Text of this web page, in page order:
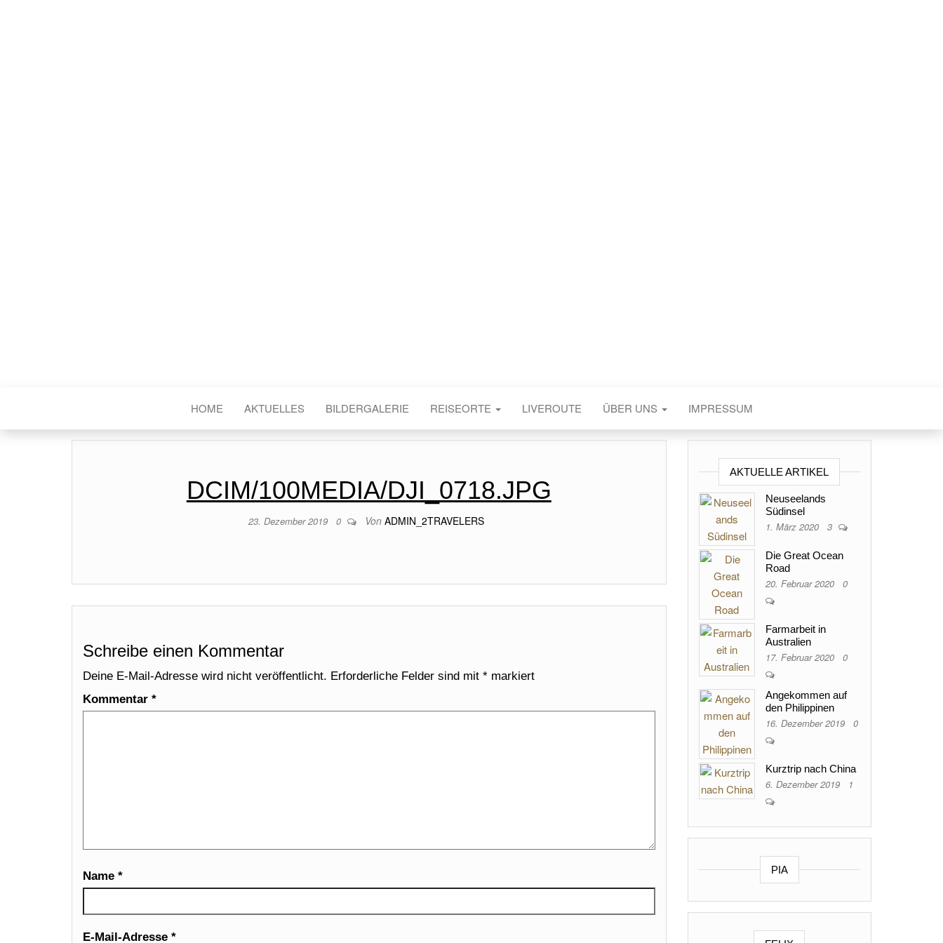
HOME AKTUELLES BILDERGALERIE REISEORTE LIVEROUTE ÜBER UNS IMPRESSUM
DCIM/100MEDIA/DJI_0718.JPG
23. Dezember 2019 0 Von ADMIN_2TRAVELERS
Schreibe einen Kommentar
Deine E-Mail-Adresse wird nicht veröffentlicht. Erforderliche Felder sind mit * markiert
Kommentar *
Name *
E-Mail-Adresse *
AKTUELLE ARTIKEL
Neuseelands
Südinsel
1. März 2020 3
Die Great Ocean
Road
20. Februar 2020 0
Farmarbeit in
Australien
17. Februar 2020 0
Angekommen auf
den Philippinen
16. Dezember 2019 0
Kurztrip nach China
6. Dezember 2019 1
PIA